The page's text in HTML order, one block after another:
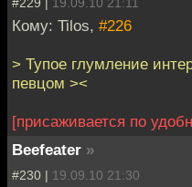
Кому: Tilos, #226
> Тупое глумление
певцом ><
[присаживается по
Beefeater »
#230 | 19.09.10 21:30